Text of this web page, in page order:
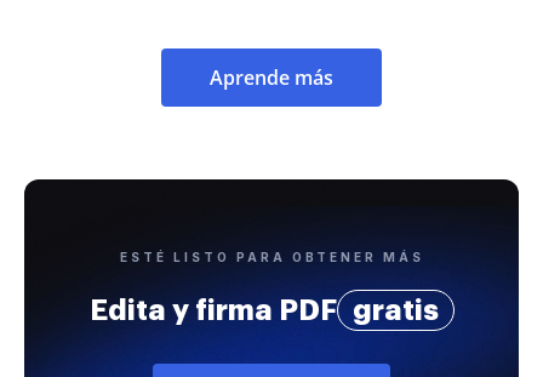
Aprende más
ESTÉ LISTO PARA OBTENER MÁS
Edita y firma PDF gratis